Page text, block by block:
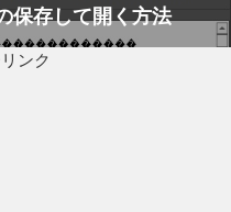
保存して開く方法
ンク